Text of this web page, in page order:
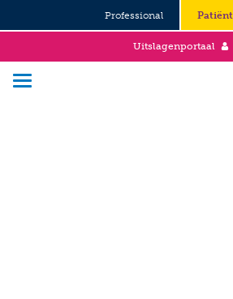
Professional Patiënt
Uitslagenportaal